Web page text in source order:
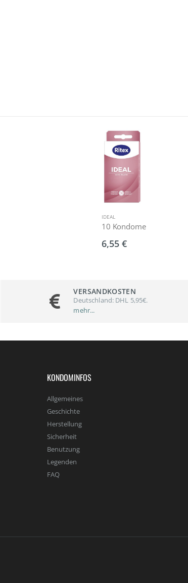
IDEAL
10 Kondome
6,55 €
VERSANDKOSTEN
Deutschland: DHL 5,95€.
mehr...
KONDOMINFOS
Allgemeines
Geschichte
Herstellung
Sicherheit
Benutzung
Legenden
FAQ